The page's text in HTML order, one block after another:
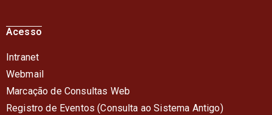
Acesso
Intranet
Webmail
Marcação de Consultas Web
Registro de Eventos (Consulta ao Sistema Antigo)